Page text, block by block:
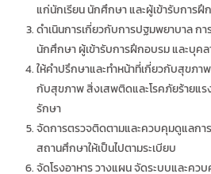
แก่นักเรียน นักศึกษา และผู้เข้ารับการฝึ
ดำเนินการเกี่ยวกับการปฐมพยาบาล ก
นักศึกษา ผู้เข้ารับการฝึกอบรม และบุค
ให้คำปรึกษาและทำหน้าที่เกี่ยวกับสุขภา
กับสุขภาพ สิ่งเสพติดและโรคภัยร้ายแ
รักษา
จัดการตรวจติดตามและควบคุมดูแลกา
สถานศึกษาให้เป็นไปตามระเบียบ
จัดโรงอาหาร วางแผน จัดระบบและคว